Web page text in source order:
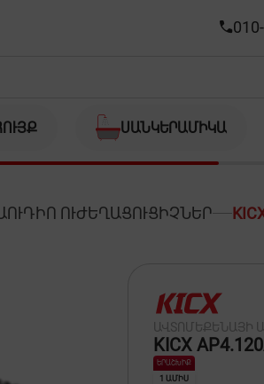
ՍԱՆԿԵՐԱՄԻԿԱ
ՈՒԺԵՂԱՑՈՒՑԻՉՆԵՐ
ԱՎՏՈՄԵՔԵՆԱՅԻ
KICX
ԵՐԱՇԽԻՔ
1 ԱՄԻՍ